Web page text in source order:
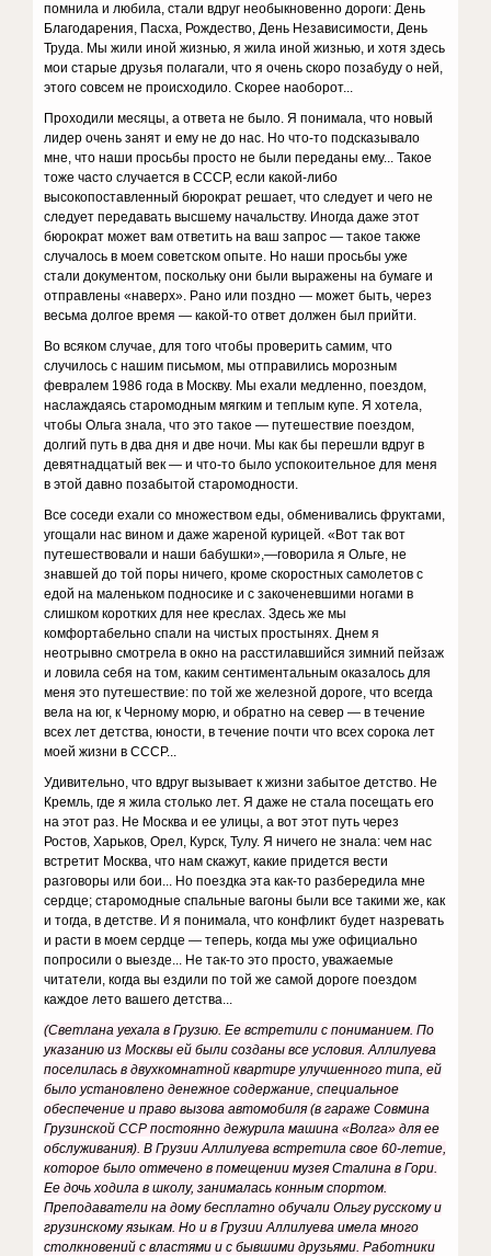
помнила и любила, стали вдруг необыкновенно дороги: День
Благодарения, Пасха, Рождество, День Независимости, День
Труда. Мы жили иной жизнью, я жила иной жизнью, и хотя здесь
мои старые друзья полагали, что я очень скоро позабуду о ней,
этого совсем не происходило. Скорее наоборот...
Проходили месяцы, а ответа не было. Я понимала, что новый
лидер очень занят и ему не до нас. Но что-то подсказывало
мне, что наши просьбы просто не были переданы ему... Такое
тоже часто случается в СССР, если какой-либо
высокопоставленный бюрократ решает, что следует и чего не
следует передавать высшему начальству. Иногда даже этот
бюрократ может вам ответить на ваш запрос — такое также
случалось в моем советском опыте. Но наши просьбы уже
стали документом, поскольку они были выражены на бумаге и
отправлены «наверх». Рано или поздно — может быть, через
весьма долгое время — какой-то ответ должен был прийти.
Во всяком случае, для того чтобы проверить самим, что
случилось с нашим письмом, мы отправились морозным
февралем 1986 года в Москву. Мы ехали медленно, поездом,
наслаждаясь старомодным мягким и теплым купе. Я хотела,
чтобы Ольга знала, что это такое — путешествие поездом,
долгий путь в два дня и две ночи. Мы как бы перешли вдруг в
девятнадцатый век — и что-то было успокоительное для меня
в этой давно позабытой старомодности.
Все соседи ехали со множеством еды, обменивались фруктами,
угощали нас вином и даже жареной курицей. «Вот так вот
путешествовали и наши бабушки»,—говорила я Ольге, не
знавшей до той поры ничего, кроме скоростных самолетов с
едой на маленьком подносике и с закоченевшими ногами в
слишком коротких для нее креслах. Здесь же мы
комфортабельно спали на чистых простынях. Днем я
неотрывно смотрела в окно на расстилавшийся зимний пейзаж
и ловила себя на том, каким сентиментальным оказалось для
меня это путешествие: по той же железной дороге, что всегда
вела на юг, к Черному морю, и обратно на север — в течение
всех лет детства, юности, в течение почти что всех сорока лет
моей жизни в СССР...
Удивительно, что вдруг вызывает к жизни забытое детство. Не
Кремль, где я жила столько лет. Я даже не стала посещать его
на этот раз. Не Москва и ее улицы, а вот этот путь через
Ростов, Харьков, Орел, Курск, Тулу. Я ничего не знала: чем нас
встретит Москва, что нам скажут, какие придется вести
разговоры или бои... Но поездка эта как-то разбередила мне
сердце; старомодные спальные вагоны были все такими же, как
и тогда, в детстве. И я понимала, что конфликт будет назревать
и расти в моем сердце — теперь, когда мы уже официально
попросили о выезде... Не так-то это просто, уважаемые
читатели, когда вы ездили по той же самой дороге поездом
каждое лето вашего детства...
(Светлана уехала в Грузию. Ее встретили с пониманием. По
указанию из Москвы ей были созданы все условия. Аллилуева
поселилась в двухкомнатной квартире улучшенного типа, ей
было установлено денежное содержание, специальное
обеспечение и право вызова автомобиля (в гараже Совмина
Грузинской ССР постоянно дежурила машина «Волга» для ее
обслуживания). В Грузии Аллилуева встретила свое 60-летие,
которое было отмечено в помещении музея Сталина в Гори.
Ее дочь ходила в школу, занималась конным спортом.
Преподаватели на дому бесплатно обучали Ольгу русскому и
грузинскому языкам. Но и в Грузии Аллилуева имела много
столкновений с властями и с бывшими друзьями. Работники